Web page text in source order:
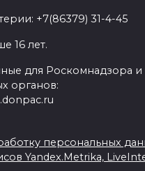
+7(86379) 31-4-45
16 лет.
для Роскомнадзора и
органов:
персональных
Yandex.Metrika,